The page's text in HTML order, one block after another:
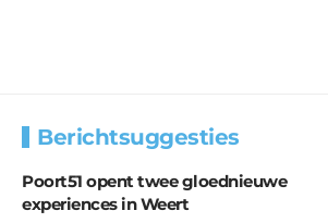
Berichtsuggesties
Poort51 opent twee gloednieuwe
experiences in Weert